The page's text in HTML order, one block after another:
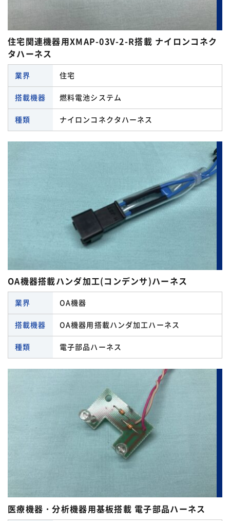
コネクタ 一覧
アンダーソン
ホシデン
端子 一覧
タイコ エレクトロニクス
ヒロセ電機
はんだ加工ハーネス
ダイナミックコネクタハーネス
ドロワーコネクタ
ナイロンコネクタハーネス
業界 一覧
エネルギー関連機器
ロボット
住宅関連機器用XMAP-03V-2-R搭載 ナイロンコネク
タハーネス
業界 住宅
搭載機器 燃料電池システム
種類 ナイロンコネクタハーネス
OA機器搭載ハンダ加工(コンデンサ)ハーネス
業界 OA機器
搭載機器 OA機器用搭載ハンダ加工ハーネス
種類 電子部品ハーネス
医療機器・分析機器用基板搭載 電子部品ハーネス